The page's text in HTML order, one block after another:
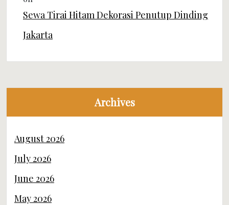
Sewa Tirai Hitam Dekorasi Penutup Dinding
Jakarta
Archives
August 2026
July 2026
June 2026
May 2026